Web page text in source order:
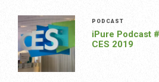
PODCAST
iPure Podcast
CES 2019